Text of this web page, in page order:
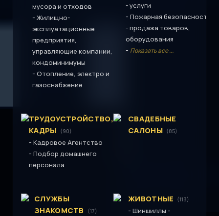
мусора и отходов
- Жилищно-
эксплуатационные
предприятия,
управляющие компании,
кондоминимумы
- Отопление, электро и
газоснабжение
- услуги
- Пожарная безопасность
- продажа товаров,
оборудования
- Показать все ...
ТРУДОУСТРОЙСТВО,
КАДРЫ (90)
- Кадровое Агентство
- Подбор домашнего
персонала
СВАДЕБНЫЕ
САЛОНЫ (85)
СЛУЖБЫ
ЗНАКОМСТВ
(17)
ЖИВОТНЫЕ (113)
- Шиншиллы -